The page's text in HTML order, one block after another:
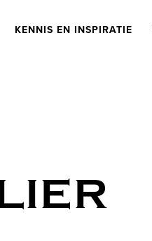
KENNIS EN INSPIRATIE